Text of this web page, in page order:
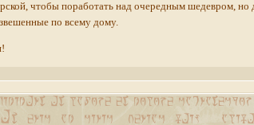
чтобы поработать над очередным шедевром,
по всему дому.